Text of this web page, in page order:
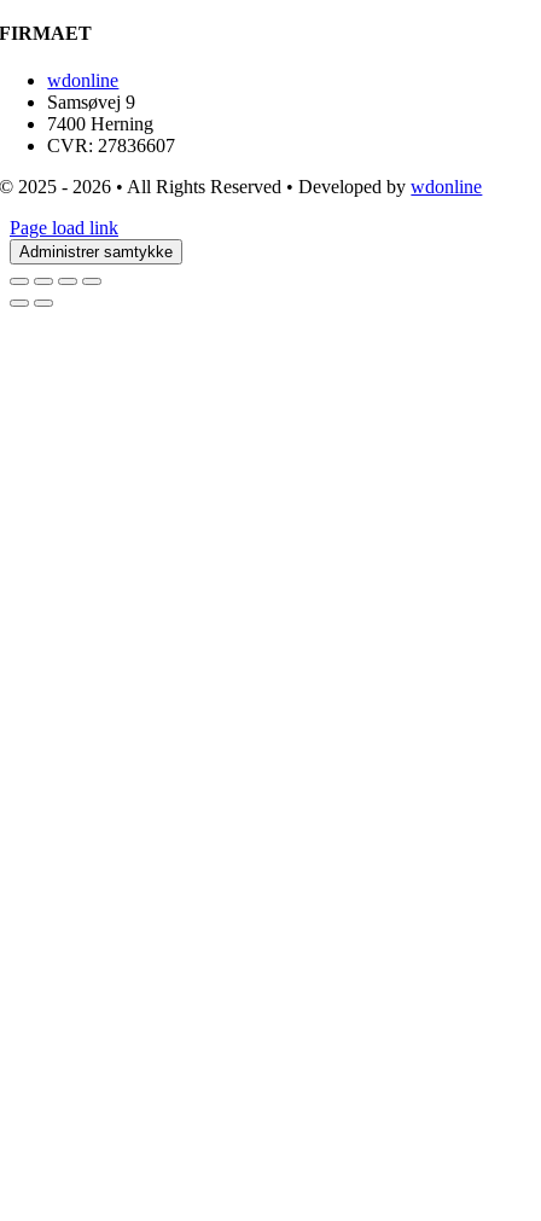
FIRMAET
wdonline
Samsøvej 9
7400 Herning
CVR: 27836607
© 2025 - 2026 • All Rights Reserved • Developed bywdonline
Page load link
Administrer samtykke